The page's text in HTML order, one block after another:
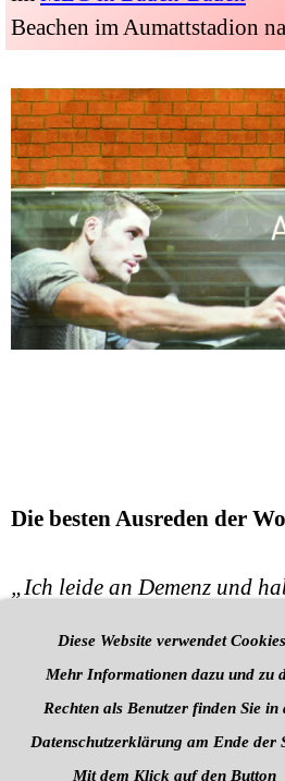
Diese Website verwendet
Mehr Informationen dazu und zu
Rechten als Benutzer finden Sie in
Datenschutzerklärung am Ende der
Mit dem Klick auf den Button
Beachen im Aumattstadion
Die besten Ausreden der
„Ich leide an Demenz und
Sporthalle ist. Deshalb
dabei sein“
„Training ist für mich etwas
deswegen mache ich es so